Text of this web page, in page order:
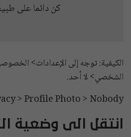
كن دائما على
الكيفية: توجه إلى الإعدادات>
الشخصي> لا أحد.
> Profile Photo > Nobody
انتقل الى وضعية